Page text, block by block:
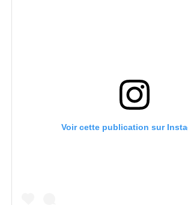
Voir cette publication sur